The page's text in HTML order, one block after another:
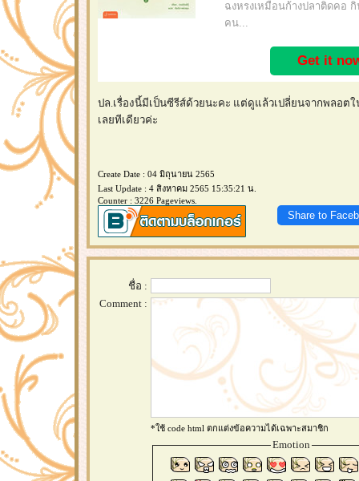
ฉงหรงเหมือนก้างปลาติดคอ กิ
คน...
Get it
ปล.เรื่องนี้มีเป็นซีรีส์ด้วยนะคะ แต่ดูแล้วเปลี่ยนจากพลอต
เลยทีเดียวค่ะ
Create Date : 04 มิถุนายน 2565
Last Update : 4 สิงหาคม 2565 15:35:21 น.
Counter : 3226 Pageviews.
Share to
ชื่อ :
Comment :
*ใช้ code html ตกแต่งข้อความได้เฉพาะสมาชิก
Emotion